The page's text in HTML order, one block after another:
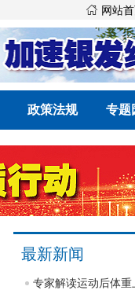
 网站
政策法规 专题
最新新闻
专家解读运动后体